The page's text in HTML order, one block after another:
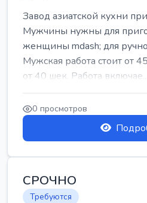
Завод азиатской кухни
Мужчины нужны для
женщины mdash; для
Мужская работа стоит от
от 40 шек. Работа включае...
0 просмотров
СРОЧНО
Требуются